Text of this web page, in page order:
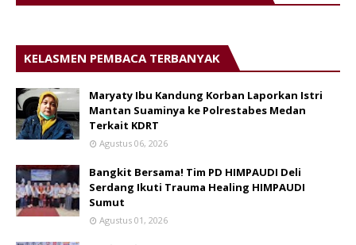
KELASMEN PEMBACA TERBANYAK
Maryaty Ibu Kandung Korban Laporkan Istri
Mantan Suaminya ke Polrestabes Medan
Terkait KDRT
Agustus 06, 2026
Bangkit Bersama! Tim PD HIMPAUDI Deli
Serdang Ikuti Trauma Healing HIMPAUDI
Sumut
Agustus 01, 2026